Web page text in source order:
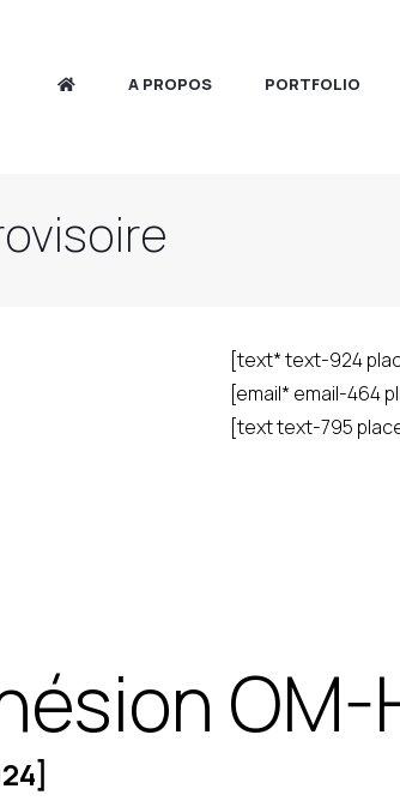
A PROPOS PORTFOLIO
[text* text-924
[email* email-464
[text text-795
OM-